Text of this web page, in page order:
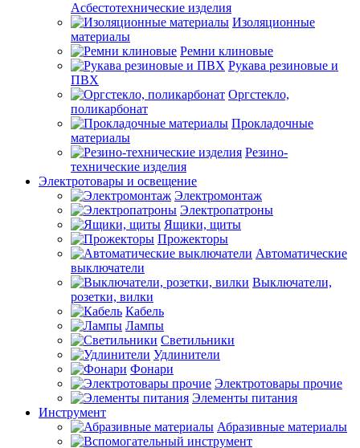
Асбестотехнические изделия
Изоляционные
материалы
Ремни клиновые
Рукава резиновые и
ПВХ
Оргстекло,
поликарбонат
Прокладочные
материалы
Резино-
технические изделия
Электротовары и освещение
Электромонтаж
Электропатроны
Ящики, щиты
Прожекторы
Автоматические
выключатели
Выключатели,
розетки, вилки
Кабель
Лампы
Светильники
Удлинители
Фонари
Электротовары прочие
Элементы питания
Инструмент
Абразивные материалы